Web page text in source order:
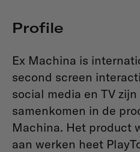
Profile
Ex Machina is
second screen
social media en TV
samenkomen in de
Machina. Het product
aan werken heet